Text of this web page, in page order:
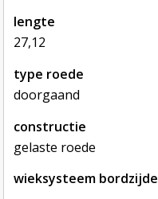
lengte
27,12
type roede
doorgaand
constructie
gelaste roede
wieksysteem bordzijde